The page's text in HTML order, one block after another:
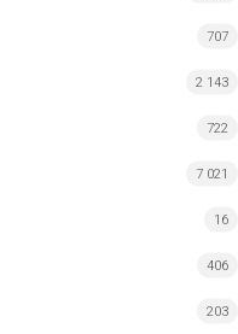
707
2 143
722
7 021
16
406
203